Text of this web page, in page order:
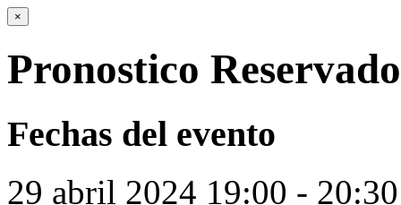
×
Pronostico Reservado
Fechas del evento
29 abril 2024 19:00 - 20:30